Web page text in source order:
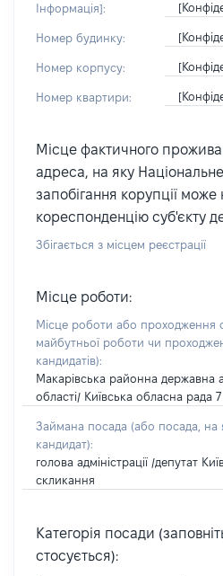
Інформація]:
Номер будинку:
Номер корпусу:
Номер квартири:
Місце фактичного
адреса, на яку
запобігання корупції
кореспонденцію суб'єкту
Збігається з місцем реєстрації
Місце роботи:
Місце роботи або проходження
майбутньої роботи чи
кандидатів):
Макарівська районна державна
області/ Київська обласна рада
Займана посада (або посада, на
кандидат):
голова адміністрації /депутат
скликання
Категорія посади
стосується):